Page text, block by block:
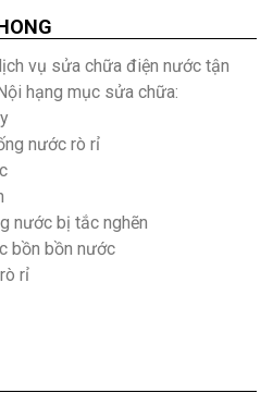
vụ sửa chữa điện nước tận
hạng mục sửa chữa:
nước rò rỉ
nước bị tắc nghẽn
bồn bồn nước
rỉ